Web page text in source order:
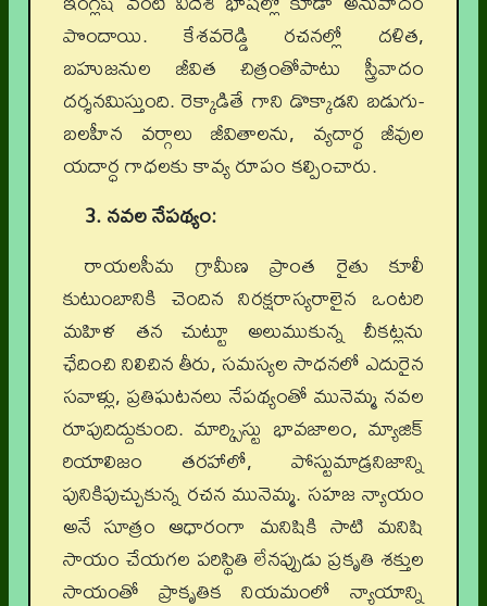
పొందాయి. కేశవరెడ్డి రచనల్లో దళిత,
బహుజనుల జీవిత చిత్రంతోపాటు స్త్రీవాదం
దర్శనమిస్తుంది. రెక్కాడితే గాని డొక్కాడని బడుగు-
బలహీన వర్గాలు జీవితాలను, వ్యదార్థ జీవుల
యదార్ధ గాధలకు కావ్య రూపం కల్పించారు.
3. నవల నేపథ్యం:
రాయలసీమ గ్రామీణ ప్రాంత రైతు కూలీ
కుటుంబానికి చెందిన నిరక్షరాస్యరాలైన ఒంటరి
మహిళ తన చుట్టూ అలుముకున్న చీకట్లను
ఛేదించి నిలిచిన తీరు, సమస్యల సాధనలో ఎదురైన
సవాళ్లు, ప్రతిఘటనలు నేపథ్యంతో మునెమ్మ నవల
రూపుదిద్దుకుంది. మార్క్సిస్టు భావజాలం, మ్యాజిక్
రియాలిజం తరహాలో, పోస్టుమాడ్రనిజాన్ని
పునికిపుచ్చుకున్న రచన మునెమ్మ. సహజ న్యాయం
అనే సూత్రం ఆధారంగా మనిషికి సాటి మనిషి
సాయం చేయగల పరిస్థితి లేనప్పుడు ప్రకృతి శక్తుల
సాయంతో ప్రాకృతిక నియమంలో న్యాయాన్ని